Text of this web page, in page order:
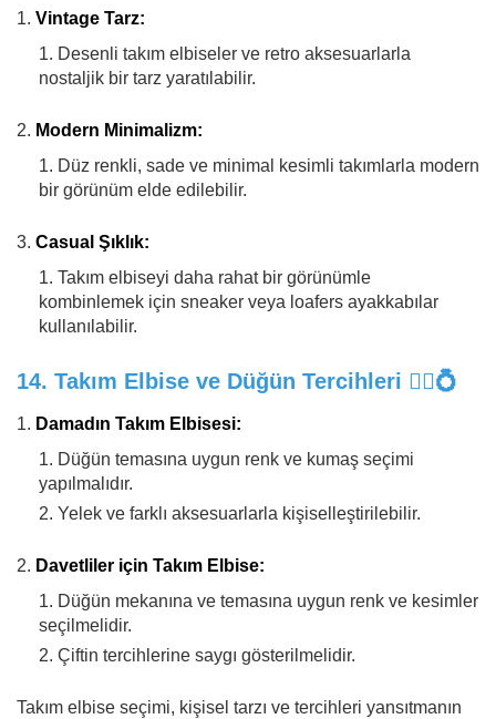
Vintage Tarz:
Desenli takım elbiseler ve retro aksesuarlarla
nostaljik bir tarz yaratılabilir.
Modern Minimalizm:
Düz renkli, sade ve minimal kesimli takımlarla modern
bir görünüm elde edilebilir.
Casual Şıklık:
Takım elbiseyi daha rahat bir görünümle
kombinlemek için sneaker veya loafers ayakkabılar
kullanılabilir.
14. Takım Elbise ve Düğün Tercihleri 🤵‍♂️💍
Damadın Takım Elbisesi:
Düğün temasına uygun renk ve kumaş seçimi
yapılmalıdır.
Yelek ve farklı aksesuarlarla kişiselleştirilebilir.
Davetliler için Takım Elbise:
Düğün mekanına ve temasına uygun renk ve kesimler
seçilmelidir.
Çiftin tercihlerine saygı gösterilmelidir.
Takım elbise seçimi, kişisel tarzı ve tercihleri yansıtmanın